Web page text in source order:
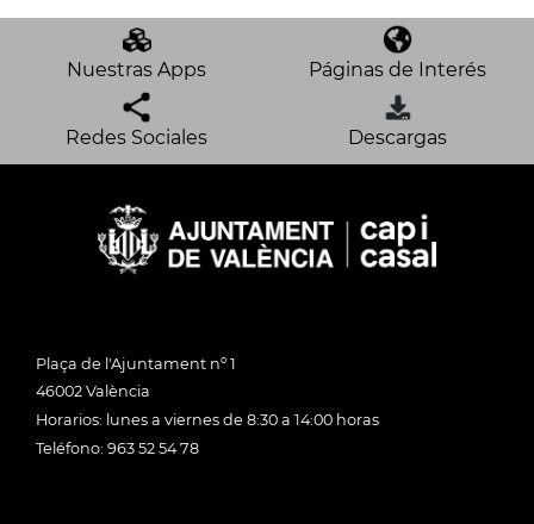
Nuestras Apps Páginas de Interés
Redes Sociales Descargas
Plaça de l'Ajuntament nº 1
46002 València
Horarios: lunes a viernes de 8:30 a 14:00 horas
Teléfono: 963 52 54 78